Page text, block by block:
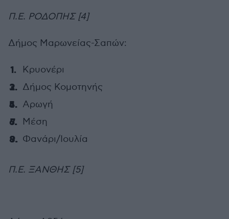
Π.Ε. ΡΟΔΟΠΗΣ [4]
Δήμος Μαρωνείας-Σαπών:
Κρυονέρι
Δήμος Κομοτηνής
Αρωγή
Μέση
Φανάρι/Ιουλία
Π.Ε. ΞΑΝΘΗΣ [5]